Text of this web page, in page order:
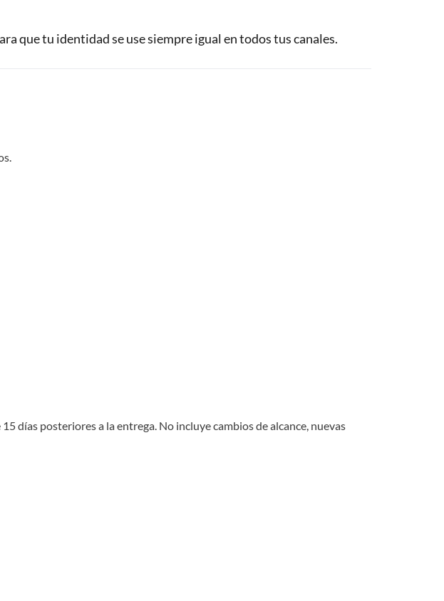
que tu identidad se use siempre igual en todos tus canales.
días posteriores a la entrega. No incluye cambios de alcance, nuevas